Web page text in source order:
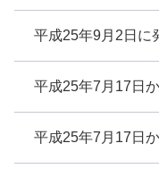
平成25年9月2日に
平成25年7月17日
平成25年7月17日